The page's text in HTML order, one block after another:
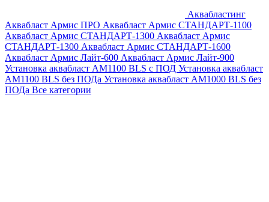
Аквабластинг
Аквабласт Армис ПРО Аквабласт Армис СТАНДАРТ-1100
Аквабласт Армис СТАНДАРТ-1300 Аквабласт Армис
СТАНДАРТ-1300 Аквабласт Армис СТАНДАРТ-1600
Аквабласт Армис Лайт-600 Аквабласт Армис Лайт-900
Установка аквабласт AM1100 BLS с ПОД Установка аквабласт
AM1100 BLS без ПОДа Установка аквабласт AM1000 BLS без
ПОДа Все категории